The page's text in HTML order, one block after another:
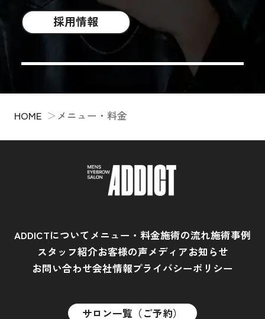
採用情報
HOME メニュー・料金
ADDICTについて メニュー・料金施術の流れ施術事例
スタッフ紹介お客様の声メディアお知らせ
お問い合わせ会社情報プライバシーポリシー
サロン一覧（ご予約）